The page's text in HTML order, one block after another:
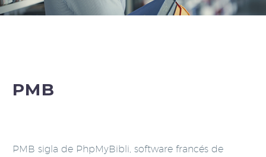
PMB
PMB sigla de PhpMyBibli, software francés de